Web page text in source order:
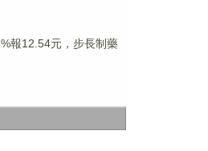
報12.54元，步長制藥